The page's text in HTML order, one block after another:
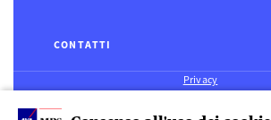
CONTATTI
Privacy